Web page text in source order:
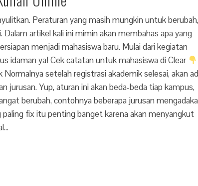
Peraturan yang masih mungkin untuk berubah,
artikel kali ini mimin akan membahas apa yang
menjadi mahasiswa baru. Mulai dari kegiatan
idaman ya! Cek catatan untuk mahasiswa di Clear
setelah registrasi akademik selesai, akan
jurusan. Yup, aturan ini akan beda-beda tiap kampus,
berubah, contohnya beberapa jurusan
paling fix itu penting banget karena akan menyangkut